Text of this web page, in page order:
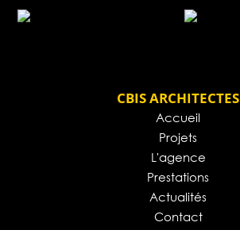
CBIS ARCHITECTES
Accueil
Projets
L'agence
Prestations
Actualités
Contact